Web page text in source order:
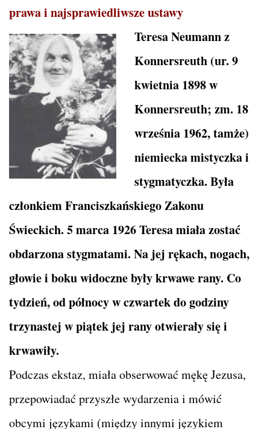
prawa i najsprawiedliwsze ustawy
Teresa Neumann z
Konnersreuth (ur. 9
kwietnia 1898 w
Konnersreuth; zm. 18
września 1962, tamże)
niemiecka mistyczka i
stygmatyczka. Była
członkiem Franciszkańskiego Zakonu
Świeckich. 5 marca 1926 Teresa miała zostać
obdarzona stygmatami. Na jej rękach, nogach,
głowie i boku widoczne były krwawe rany. Co
tydzień, od północy w czwartek do godziny
trzynastej w piątek jej rany otwierały się i
krwawiły.
Podczas ekstaz, miała obserwować mękę Jezusa,
przepowiadać przyszłe wydarzenia i mówić
obcymi językami (między innymi językiem